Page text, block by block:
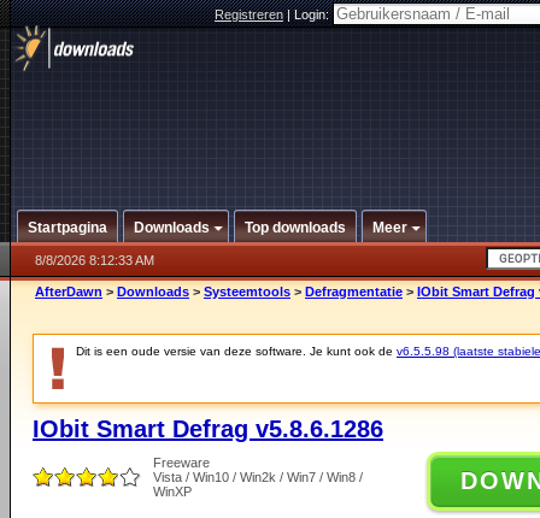
Registreren|Login:
Startpagina Downloads Top downloads Meer
8/8/2026 8:12:33 AM
AfterDawn > Downloads > Systeemtools > Defragmentatie > IObit Smart Defrag
Dit is een oude versie van deze software. Je kunt ook de v6.5.5.98 (laatste
IObit Smart Defrag v5.8.6.1286
Freeware
Vista / Win10 / Win2k / Win7 / Win8 /
WinXP